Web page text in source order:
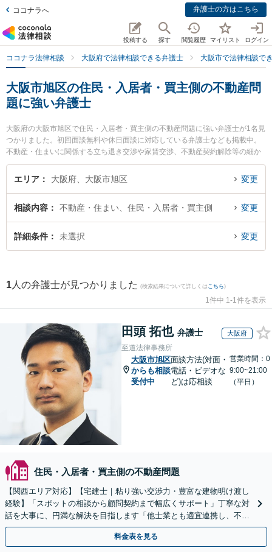
ココナラへ 弁護士の方はこちら
投稿する 探す 閲覧履歴 マイリスト ログイン
ココナラ法律相談 大阪府で法律相談できる弁護士 大阪市で法律相談で
大阪市旭区の住民・入居者・買主側の不動産問
題に強い弁護士
大阪府の大阪市旭区で住民・入居者・買主側の不動産問題に強い弁護士が1名見
つかりました。初回面談無料や休日面談に対応している弁護士なども掲載中。
不動産・住まいに関係する立ち退き交渉や家賃交渉、不動産契約解除等の細か
な分野での絞り込み検索もでき便利です。特に千林法律事務所の日川 猛弁護士
のプロフィール情報や弁護士費用、強みなどが注目されています。『大阪市旭
解決の実績豊富な近くの弁護士を検索したい』『初回相談無料で住民・入居
者・買主側の不動産問題を法律相談できる大阪市旭区内の弁護士に相談予約し
たい』などでお困りの相談者さんにおすすめです。
エリア 大阪府、大阪市旭区 変更
相談内容 不動産・住まい、住民・入居者・買主側 変更
詳細条件 未選択 変更
1 人の弁護士が見つかりました (検索結果について詳しくは こちら)
1件中 1-1件を表示
田頭 拓也 弁護士 大阪府
至道法律事務所
大阪市旭区
からも相談
受付中
面談方法(対面・
電話・ビデオな
ど)は応相談
営業時間：0
9:00~21:00
（平日）
住民・入居者・買主側の不動産問題
【関西エリア対応】【宅建士｜粘り強い交渉力・豊富な建物明け渡し
経験】「スポットの相談から顧問契約まで幅広くサポート」丁寧な対
話を大事に、円満な解決を目指します「他士業とも適宜連携し、不動
産経営者さまに法的観点から戦略的なアドバイスを提供」
料金表を見る